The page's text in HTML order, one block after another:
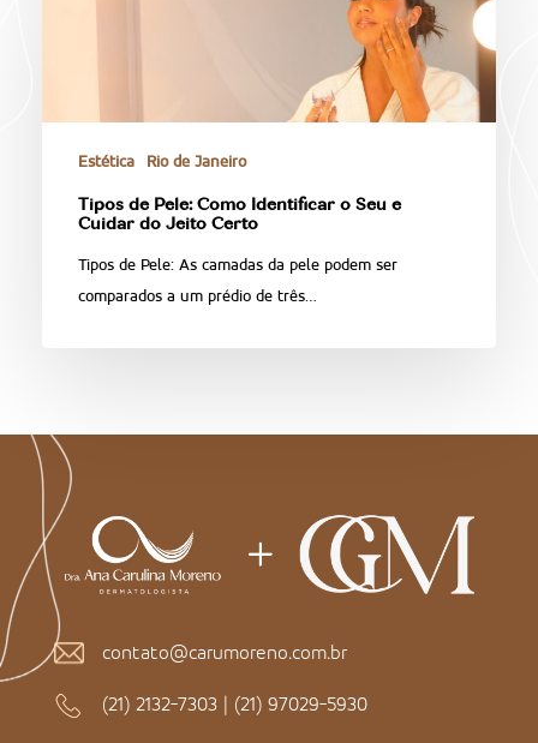
Estética Rio de Janeiro
Tipos de Pele: Como Identificar o Seu e
Cuidar do Jeito Certo
Tipos de Pele: As camadas da pele podem ser
comparados a um prédio de três…
contato@carumoreno.com.br
(21) 2132-7303 | (21) 97029-5930